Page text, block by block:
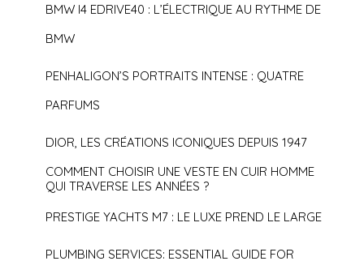
BMW I4 EDRIVE40 : L’ÉLECTRIQUE AU RYTHME DE
BMW
PENHALIGON’S PORTRAITS INTENSE : QUATRE
PARFUMS
DIOR, LES CRÉATIONS ICONIQUES DEPUIS 1947
COMMENT CHOISIR UNE VESTE EN CUIR HOMME
QUI TRAVERSE LES ANNÉES ?
PRESTIGE YACHTS M7 : LE LUXE PREND LE LARGE
PLUMBING SERVICES: ESSENTIAL GUIDE FOR